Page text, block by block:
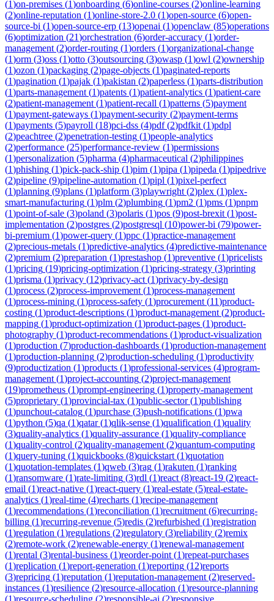
(1)on-premises (1)onboarding (6)online-courses (2)online-learning
(2)online-reputation (1)online-store-2.0 (1)open-source (6)open-
source-bi (1)open-source-erp (13)openai (1)openclaw (85)operations
(6)optimization (21)orchestration (6)order-accuracy (1)order-
management (2)order-routing (1)orders (1)organizational-change
(1)orm (3)oss (1)otto (3)outsourcing (3)owasp (1)owl (2)ownership
(1)ozon (1)packaging (2)page-objects (1)paginated-reports
(1)pagination (1)pajak (1)pakistan (2)paperless (1)parts-distribution
(1)parts-management (1)patents (1)patient-analytics (1)patient-care
(2)patient-management (1)patient-recall (1)patterns (5)payment
(1)payment-gateways (1)payment-security (2)payment-terms
(1)payments (5)payroll (18)pci-dss (4)pdf(2)pdfkit (1)pdpl
(2)peachtree (2)penetration-testing (1)people-analytics
(2)performance (25)performance-review (1)permissions
(1)personalization (5)pharma (4)pharmaceutical (2)philippines
(1)phishing (1)pick-pack-ship (1)pim (1)pipa (1)pipeda (1)pipedrive
(2)pipeline (9)pipeline-automation (1)pipl (1)pixel-perfect
(1)planning (9)plans (1)platform (3)playwright (2)plex (1)plex-
smart-manufacturing (1)plm (2)plumbing (1)pm2 (1)pms (1)pnpm
(1)point-of-sale (3)poland (3)polaris (1)pos (9)post-brexit (1)post-
implementation (2)postgres (2)postgresql (10)power-bi (79)power-
bi-premium (1)power-query (1)ppc (1)practice-management
(2)precious-metals (1)predictive-analytics (4)predictive-maintenance
(2)premium (2)preparation (1)prestashop (1)preventive (1)pricelists
(1)pricing (19)pricing-optimization (1)pricing-strategy (3)printing
(1)prisma (1)privacy (12)privacy-act (1)privacy-by-design
(1)process (2)process-improvement (1)process-management
(1)process-mining (1)process-safety (1)procurement (11)product-
costing (1)product-descriptions (1)product-management (2)product-
mapping (1)product-optimization (1)product-pages (1)product-
photography (1)product-recommendations (1)product-visualization
(1)production (7)production-dashboards (1)production-management
(1)production-planning (2)production-scheduling (1)productivity
(9)productization (1)products (1)professional-services (4)program-
management (1)project-accounting (2)project-management
(19)prometheus (1)prompt-engineering (1)property-management
(5)proprietary (1)provincial-tax (1)public-sector(1)publishing
(1)punchout-catalog (1)purchase (3)push-notifications (1)pwa
(1)python (5)qa (1)qatar(1)qlik-sense (1)qualification (1)quality
(3)quality-analytics (1)quality-assurance (1)quality-compliance
(1)quality-control (2)quality-management (2)quantum-computing
(1)query-tuning (1)quickbooks (8)quickstart (1)quotation
(1)quotation-templates (1)qweb (3)rag (1)rakuten (1)ranking
(1)ransomware (1)rate-limiting (3)rdl (1)react (8)react-19 (2)react-
email (1)react-native (1)react-query (1)real-estate (5)real-estate-
analytics (1)real-time (4)recharts (1)recipe-management
(1)recommendations (1)reconciliation (1)recruitment (6)recurring-
billing (1)recurring-revenue (5)redis (2)refurbished (1)registration
(1)regulation (1)regulations (2)regulatory (3)reliability (2)remix
(2)remote-work (2)renewable-energy (1)renewal-management
(1)rental (3)rental-business (1)reorder-point (1)repeat-purchases
(1)replication (1)report-generation (1)reporting (12)reports
(3)repricing (1)reputation (1)reputation-management (2)reserved-
instances (1)resilience (2)resource-allocation (1)resource-planning
(1)resource-scheduling (2)responsible-ai (2)responsive